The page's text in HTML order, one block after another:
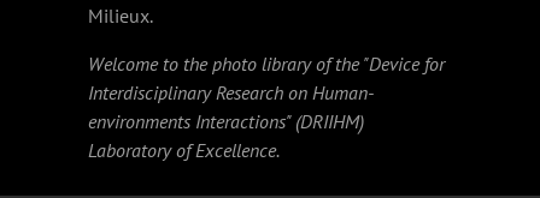
Milieux.
Welcome to the photo library of the "Device for
Interdisciplinary Research on Human-
environments Interactions" (DRIIHM)
Laboratory of Excellence.